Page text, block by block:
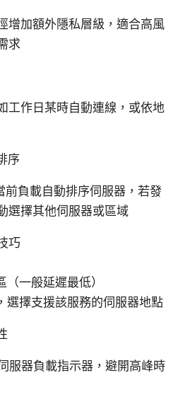
增加額外隱私層級，適合高風
求
工作日某時自動連線，或依地
序
負載自動排序伺服器，若發
選擇其他伺服器或區域
巧
一般延遲最低）
選擇支援該服務的伺服器地點
服器負載指示器，避開高峰時